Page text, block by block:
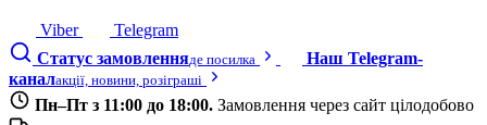
Viber
Telegram
Статус замовленняде посилка
Наш Telegram-
каналакції, новини, розіграші
Пн–Пт з 11:00 до 18:00. Замовлення через сайт цілодобово